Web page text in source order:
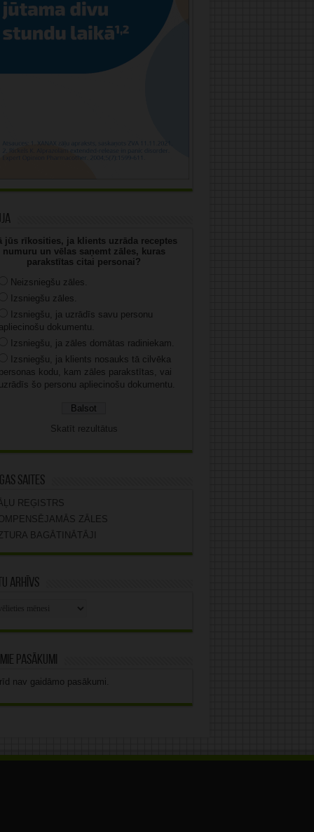
jūs rīkosities, ja klients uzrāda receptes
numuru un vēlas saņemt zāles, kuras
parakstītas citai personai?
Neizsniegšu zāles.
Izsniegšu zāles.
Izsniegšu, ja uzrādīs savu personu
dokumentu.
Izsniegšu, ja zāles domātas radiniekam.
Izsniegšu, ja klients nosauks tā cilvēka
kodu, kam zāles parakstītas, vai
šo personu apliecinošu dokumentu.
Skatīt rezultātus
saites
REĢISTRS
ZĀLES
BAGĀTINĀTĀJI
arhīvs
pasākumi
nav gaidāmo pasākumi.